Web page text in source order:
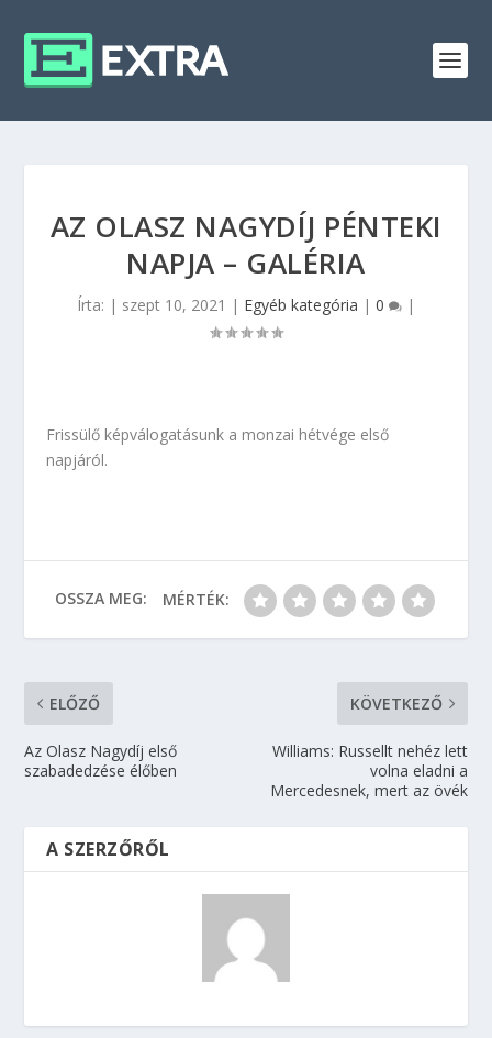
AZ OLASZ NAGYDÍJ PÉNTEKI
NAPJA – GALÉRIA
Írta: | szept 10, 2021 | Egyéb kategória | 0 |
Frissülő képválogatásunk a monzai hétvége első
napjáról.
OSSZA MEG: MÉRTÉK:
ELŐZŐ
Az Olasz Nagydíj első
szabadedzése élőben
KÖVETKEZŐ
Williams: Russellt nehéz lett
volna eladni a
Mercedesnek, mert az övék
A SZERZŐRŐL